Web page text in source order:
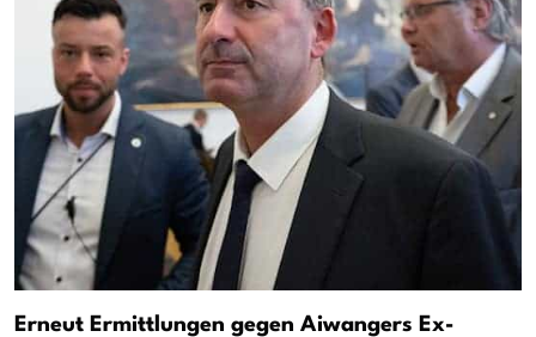
Erneut Ermittlungen gegen Aiwangers Ex-